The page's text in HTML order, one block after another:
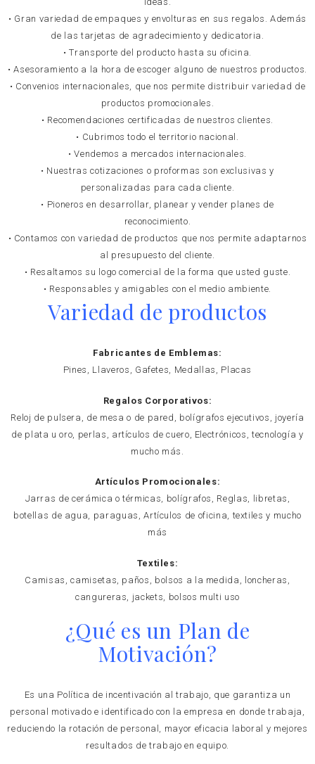
• Gran variedad de empaques y envolturas en sus regalos. Además
de las tarjetas de agradecimiento y dedicatoria.
• Transporte del producto hasta su oficina.
• Asesoramiento a la hora de escoger alguno de nuestros productos.
• Convenios internacionales, que nos permite distribuir variedad de
productos promocionales.
• Recomendaciones certificadas de nuestros clientes.
• Cubrimos todo el territorio nacional.
• Vendemos a mercados internacionales.
• Nuestras cotizaciones o proformas son exclusivas y
personalizadas para cada cliente.
• Pioneros en desarrollar, planear y vender planes de
reconocimiento.
• Contamos con variedad de productos que nos permite adaptarnos
al presupuesto del cliente.
• Resaltamos su logo comercial de la forma que usted guste.
• Responsables y amigables con el medio ambiente.
Variedad de productos
Fabricantes de Emblemas:
Pines, Llaveros, Gafetes, Medallas, Placas
Regalos Corporativos:
Reloj de pulsera, de mesa o de pared, bolígrafos ejecutivos, joyería
de plata u oro, perlas, artículos de cuero, Electrónicos, tecnología y
mucho más.
Artículos Promocionales:
Jarras de cerámica o térmicas, bolígrafos, Reglas, libretas,
botellas de agua, paraguas, Artículos de oficina, textiles y mucho
más
Textiles:
Camisas, camisetas, paños, bolsos a la medida, loncheras,
cangureras, jackets, bolsos multi uso
¿Qué es un Plan de
Motivación?
Es una Política de incentivación al trabajo, que garantiza un
personal motivado e identificado con la empresa en donde trabaja,
reduciendo la rotación de personal, mayor eficacia laboral y mejores
resultados de trabajo en equipo.